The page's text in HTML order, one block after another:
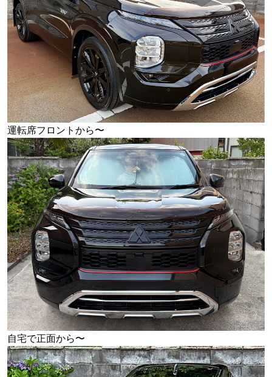
運転席フロントから〜
自宅で正面から〜